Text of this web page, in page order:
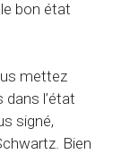
bon état
mettez
l’état
signé,
Bien